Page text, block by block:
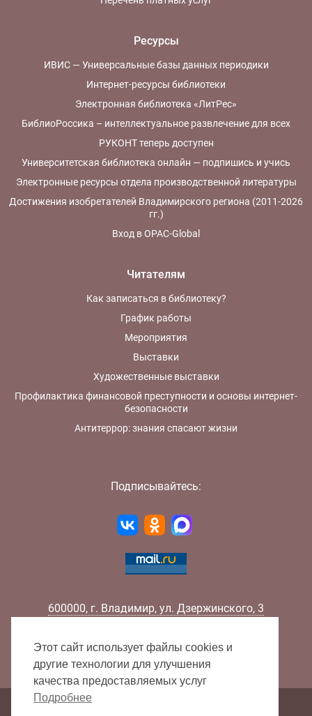
Ресурсы
ИВИС — Универсальные базы данных периодики
Интернет-ресурсы библиотеки
Электронная библиотека «ЛитРес»
БиблиоРоссика – интеллектуальное развлечение для всех
РУКОНТ теперь доступен
Университетская библиотека онлайн — подпишись и учись
Электронные ресурсы отдела производственной литературы
Достижения изобретателей Владимирского региона (2011-2026
гг.)
Вход в OPAC-Global
Читателям
Как записаться в библиотеку?
График работы
Мероприятия
Выставки
Художественные выставки
Профилактика финансовой преступности и основы интернет-
безопасности
Антитеррор: знания спасают жизни
Подписывайтесь:
600000, г. Владимир, ул. Дзержинского, 3
Факс:
+7 (4922) 32-52-88
E-mail:
info@lib33.ru
Этот сайт использует файлы cookies и
другие технологии для улучшения
качества предоставляемых услуг
Подробнее